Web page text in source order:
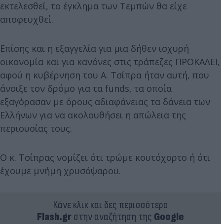
εκτελεσθεί, το έγκλημα των Τεμπών θα είχε
αποφευχθεί.
Επίσης και η εξαγγελία για μια δήθεν ισχυρή
οικονομία και για κανόνες στις τράπεζες ΠΡΟΚΑΛΕΙ,
αφού η κυβέρνηση του Α. Τσίπρα ήταν αυτή, που
άνοιξε τον δρόμο για τα funds, τα οποία
εξαγόρασαν με όρους αδιαφάνειας τα δάνεια των
Ελλήνων για να ακολουθήσει η απώλεια της
περιουσίας τους.
Ο κ. Τσίπρας νομίζει ότι τρώμε κουτόχορτο ή ότι
έχουμε μνήμη χρυσόψαρου.
Κάνε κλικ και δες περισσότερο
Flash.grστην αναζήτηση της Google